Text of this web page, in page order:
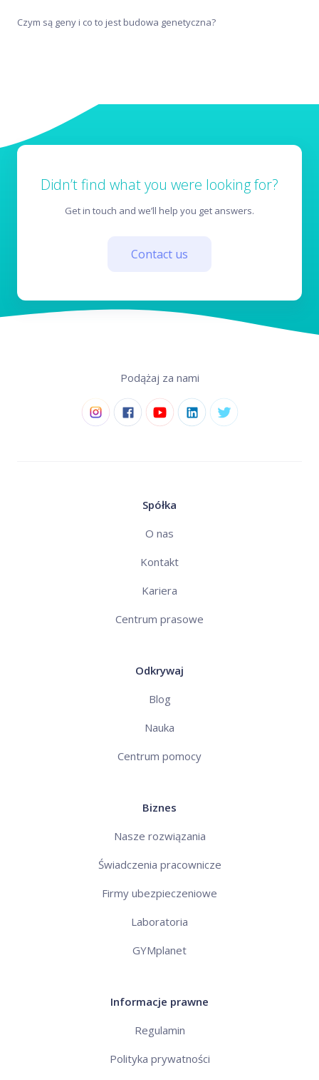
Czym są geny i co to jest budowa genetyczna?
Didn’t find what you were looking for?
Get in touch and we’ll help you get answers.
Contact us
Podążaj za nami
Spółka
O nas
Kontakt
Kariera
Centrum prasowe
Odkrywaj
Blog
Nauka
Centrum pomocy
Biznes
Nasze rozwiązania
Świadczenia pracownicze
Firmy ubezpieczeniowe
Laboratoria
GYMplanet
Informacje prawne
Regulamin
Polityka prywatności